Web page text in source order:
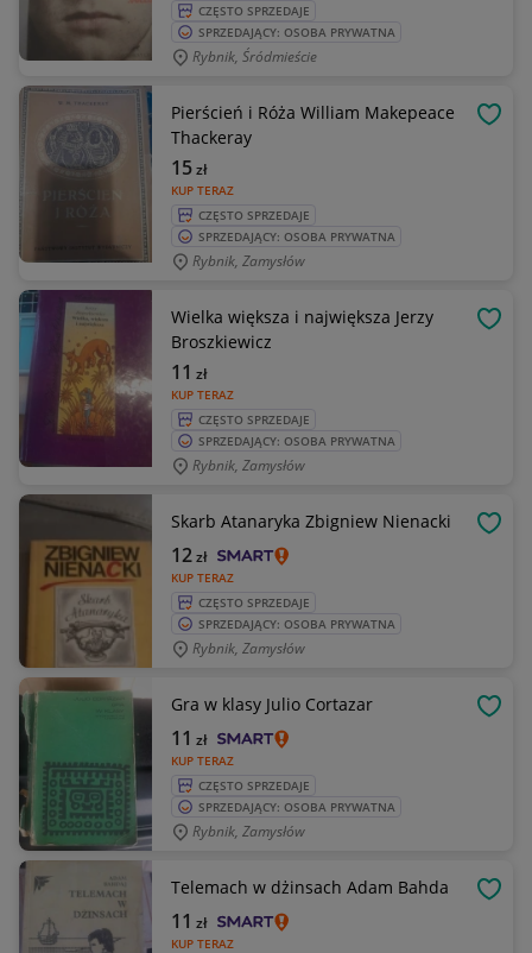
CZĘSTO SPRZEDAJE
SPRZEDAJĄCY: OSOBA PRYWATNA
Rybnik, Śródmieście
Pierścień i Róża William Makepeace
Thackeray
KUP TERAZ
15zł
CZĘSTO SPRZEDAJE
SPRZEDAJĄCY: OSOBA PRYWATNA
Rybnik, Zamysłów
Wielka większa i największa Jerzy
Broszkiewicz
KUP TERAZ
11 zł
CZĘSTO SPRZEDAJE
SPRZEDAJĄCY: OSOBA PRYWATNA
Rybnik, Zamysłów
Skarb Atanaryka Zbigniew Nienacki
KUP TERAZ
12zł
CZĘSTO SPRZEDAJE
SPRZEDAJĄCY: OSOBA PRYWATNA
Rybnik, Zamysłów
Gra w klasy Julio Cortazar
KUP TERAZ
11 zł
CZĘSTO SPRZEDAJE
SPRZEDAJĄCY: OSOBA PRYWATNA
Rybnik, Zamysłów
Telemach w dżinsach Adam Bahda
KUP TERAZ
11 zł